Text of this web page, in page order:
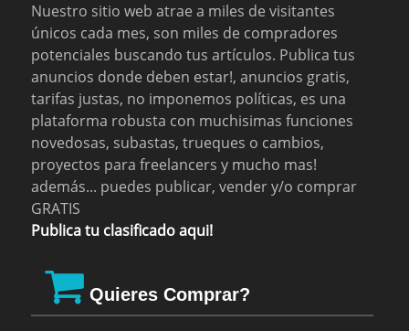
Nuestro sitio web atrae a miles de visitantes
únicos cada mes, son miles de compradores
potenciales buscando tus artículos. Publica tus
anuncios donde deben estar!, anuncios gratis,
tarifas justas, no imponemos políticas, es una
plataforma robusta con muchisimas funciones
novedosas, subastas, trueques o cambios,
proyectos para freelancers y mucho mas!
además... puedes publicar, vender y/o comprar
GRATIS
Publica tu clasificado aqui!
Quieres Comprar?